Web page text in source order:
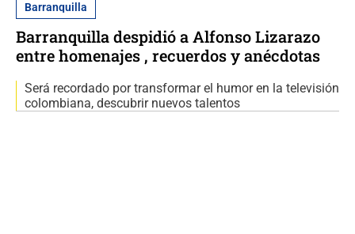
Barranquilla
Barranquilla despidió a Alfonso Lizarazo
entre homenajes , recuerdos y anécdotas
Será recordado por transformar el humor en la televisión
colombiana, descubrir nuevos talentos